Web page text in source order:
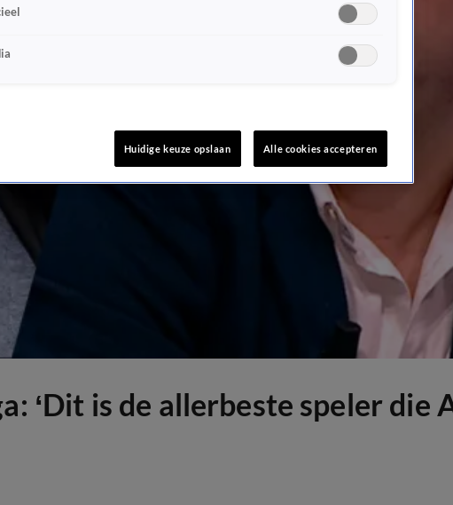
‘Dit is de allerbeste speler die
Huidige keuze opslaan Alle cookies accepteren